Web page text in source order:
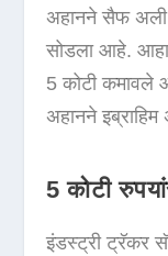
अहानने सैफ अली
सोडला आहे.
5 कोटी कमावले
अहानने
5 कोटी
इंडस्ट्री ट्रॅकर